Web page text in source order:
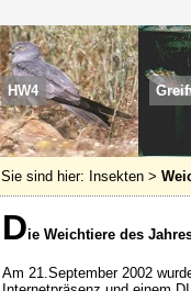
HW4
Sie sind hier: Insekten >
Die Weichtiere des
Am 21.September 2002